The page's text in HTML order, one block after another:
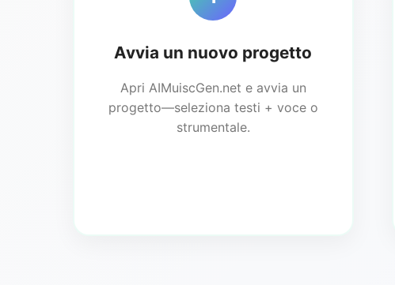
Avvia un nuovo progetto
Apri AIMuiscGen.net e avvia un
progetto—seleziona testi + voce o
strumentale.